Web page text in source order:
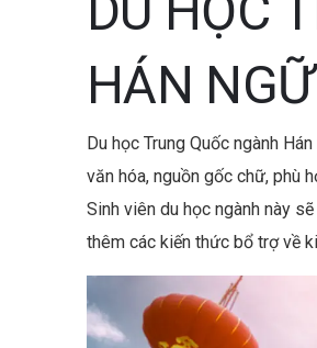
HÁN NGỮ
Du học Trung Quốc ngành
văn hóa, nguồn gốc chữ, phù
Sinh viên du học ngành này
thêm các kiến thức bổ trợ về